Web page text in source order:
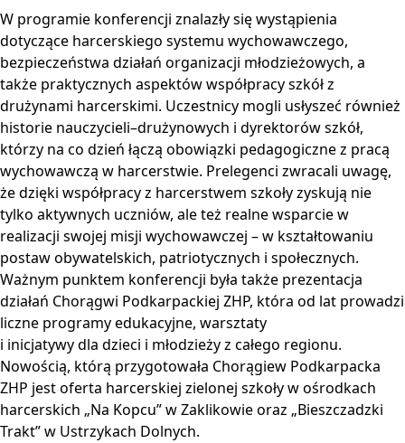
W programie konferencji znalazły się wystąpienia
dotyczące harcerskiego systemu wychowawczego,
bezpieczeństwa działań organizacji młodzieżowych, a
także praktycznych aspektów współpracy szkół z
drużynami harcerskimi. Uczestnicy mogli usłyszeć również
historie nauczycieli–drużynowych i dyrektorów szkół,
którzy na co dzień łączą obowiązki pedagogiczne z pracą
wychowawczą w harcerstwie. Prelegenci zwracali uwagę,
że dzięki współpracy z harcerstwem szkoły zyskują nie
tylko aktywnych uczniów, ale też realne wsparcie w
realizacji swojej misji wychowawczej – w kształtowaniu
postaw obywatelskich, patriotycznych i społecznych.
Ważnym punktem konferencji była także prezentacja
działań Chorągwi Podkarpackiej ZHP, która od lat prowadzi
liczne programy edukacyjne, warsztaty
i inicjatywy dla dzieci i młodzieży z całego regionu.
Nowością, którą przygotowała Chorągiew Podkarpacka
ZHP jest oferta harcerskiej zielonej szkoły w ośrodkach
harcerskich „Na Kopcu” w Zaklikowie oraz „Bieszczadzki
Trakt” w Ustrzykach Dolnych.